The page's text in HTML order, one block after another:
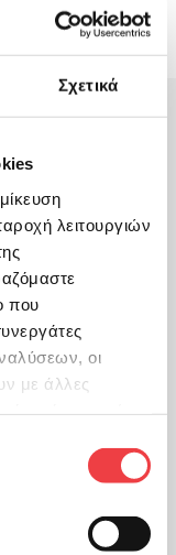
Σχετικά
λειτουργιών
που
οι
με άλλες
με
μαζί σου